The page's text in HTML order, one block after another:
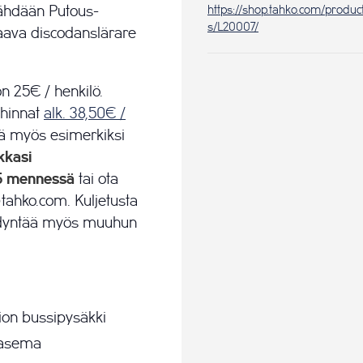
Putous-
discodanslärare
25€ / henkilö.
alk. 38,50€ /
myös esimerkiksi
mennessä tai ota
Kuljetusta
myös muuhun
bussipysäkki
https://shop.tahko.com/
s/L20007/